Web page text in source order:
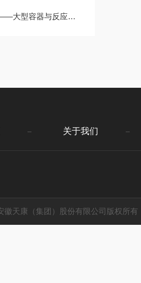
与反应塔内的“立体温度扫描仪”
关于我们
徽天康（集团）股份有限公司版权所有